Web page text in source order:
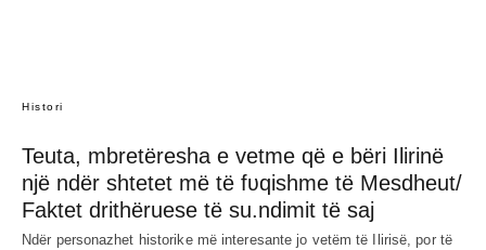
Histori
Teuta, mbretëresha e vetme që e bëri Ilirinë
një ndër shtetet më të fʋqishme të Mesdheut/
Faktet drithëruese të su.ndimit të saj
Ndër personazhet historike më interesante jo vetëm të Ilirisë, por të